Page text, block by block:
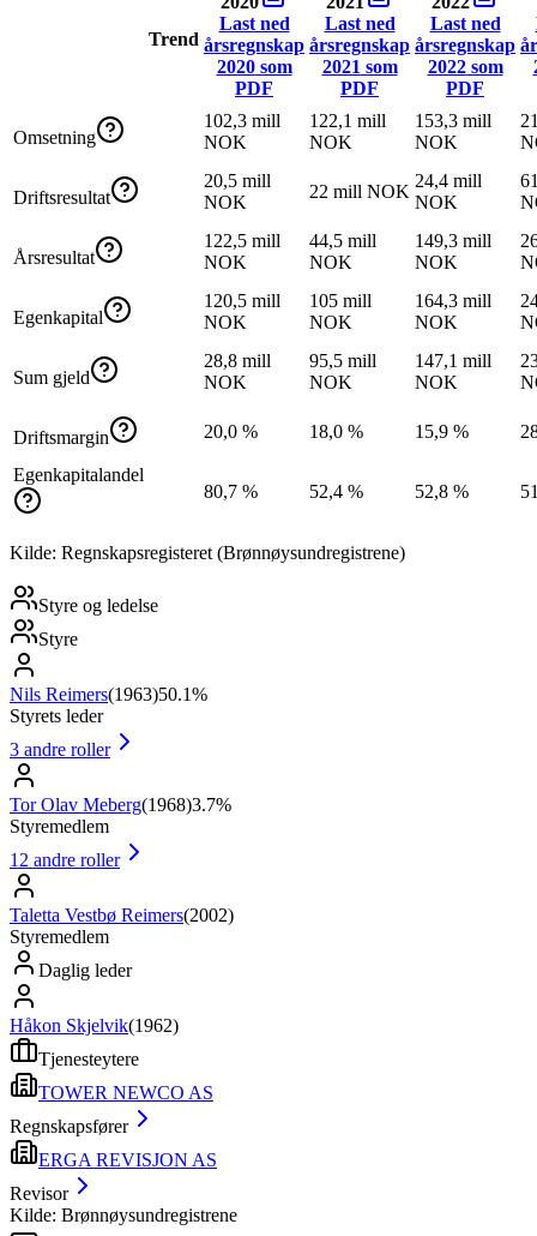
Trend
Last ned
årsregnskap
2020som
PDF
Last ned
årsregnskap
2021 som
PDF
Last ned
årsregnskap
2022som
PDF
Omsetning
102,3 mill
NOK
122,1 mill
NOK
153,3 mill
NOK
Driftsresultat
20,5 mill
NOK
22 mill NOK
24,4 mill
NOK
Årsresultat
122,5 mill
NOK
44,5 mill
NOK
149,3 mill
NOK
Egenkapital
120,5 mill
NOK
105 mill
NOK
164,3 mill
NOK
Sum gjeld
28,8 mill
NOK
95,5 mill
NOK
147,1 mill
NOK
Driftsmargin 20,0 % 18,0 % 15,9 %
Egenkapitalandel
80,7 %
52,4 % 52,8 %
Kilde: Regnskapsregisteret (Brønnøysundregistrene)
Styre og ledelse
Styre
Nils Reimers(1963)50.1%
Styrets leder
3 andre roller
Tor Olav Meberg(1968)3.7%
Styremedlem
12 andre roller
Taletta Vestbø Reimers(2002)
Styremedlem
Daglig leder
Håkon Skjelvik(1962)
Tjenesteytere
TOWER NEWCO AS
Regnskapsfører
ERGA REVISJON AS
Revisor
Kilde: Brønnøysundregistrene